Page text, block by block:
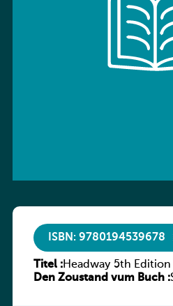
ISBN: 9780194539678
Titel :Headway 5th
Workbook without
Den Zoustand vum Buch :